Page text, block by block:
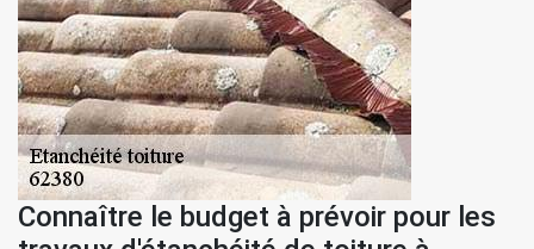
Connaître le budget à prévoir pour les